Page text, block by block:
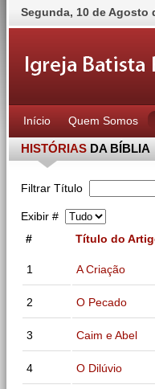
Segunda, 10deAgosto
Início Quem Somos
HISTÓRIASDA BÍBLIA
Filtrar Título
Exibir #
#
Título do
1 A Criação
2 O Pecado
3 Caim e Abel
4 O Dilúvio